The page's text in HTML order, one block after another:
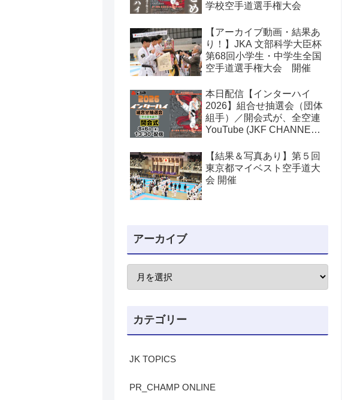
学校空手道選手権大会
【アーカイブ動画・結果あ
り！】JKA 文部科学大臣杯
第68回小学生・中学生全国
空手道選手権大会 開催
本日配信【インターハイ
2026】組合せ抽選会（団体
組手）／開会式が、全空連
YouTube (JKF CHANNEL)
53回全国高等学校空手道選
手権大会
【結果＆写真あり】第５回
東京都マイベスト空手道大
会 開催
アーカイブ
カテゴリー
JK TOPICS
PR_CHAMP ONLINE